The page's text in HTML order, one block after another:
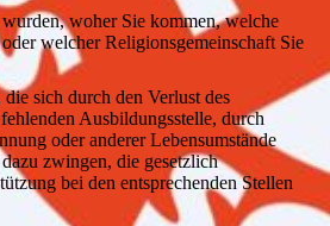
woher Sie kommen, welche
welcher Religionsgemeinschaft Sie
sich durch den Verlust des
Ausbildungsstelle, durch
oder anderer Lebensumstände
zwingen, die gesetzlich
bei den entsprechenden Stellen